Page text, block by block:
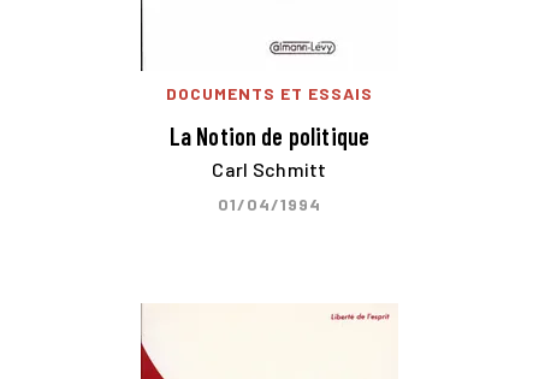
DOCUMENTS ET ESSAIS
La Notion de politique
Carl Schmitt
01/04/1994